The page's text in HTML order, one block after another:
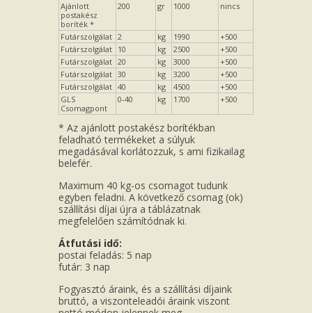
Ajánlott
postakész
boríték *
200 gr 1000 nincs
Futárszolgálat 2 kg 1990
+500
Futárszolgálat 10 kg 2500
+500
Futárszolgálat 20 kg 3000
+500
Futárszolgálat 30 kg 3200
+500
Futárszolgálat 40 kg 4500
+500
GLS
Csomagpont
0-40 kg 1700 +500
* Az ajánlott postakész borítékban
feladható termékeket a súlyuk
megadásával korlátozzuk, s ami fizikailag
belefér.
Maximum 40 kg-os csomagot tudunk
egyben feladni. A következő csomag (ok)
szállítási díjai újra a táblázatnak
megfelelően számítódnak ki.
Átfutási idő:
postai feladás: 5 nap
futár: 3 nap
Fogyasztó áraink, és a szállítási díjaink
bruttó, a viszonteleadói áraink viszont